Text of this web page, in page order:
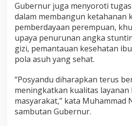
Gubernur juga menyoroti
dalam membangun ketahanan
pemberdayaan perempuan,
upaya penurunan angka
gizi, pemantauan kesehatan
pola asuh yang sehat.
“Posyandu diharapkan terus
meningkatkan kualitas layanan
masyarakat,” kata Muhammad
sambutan Gubernur.